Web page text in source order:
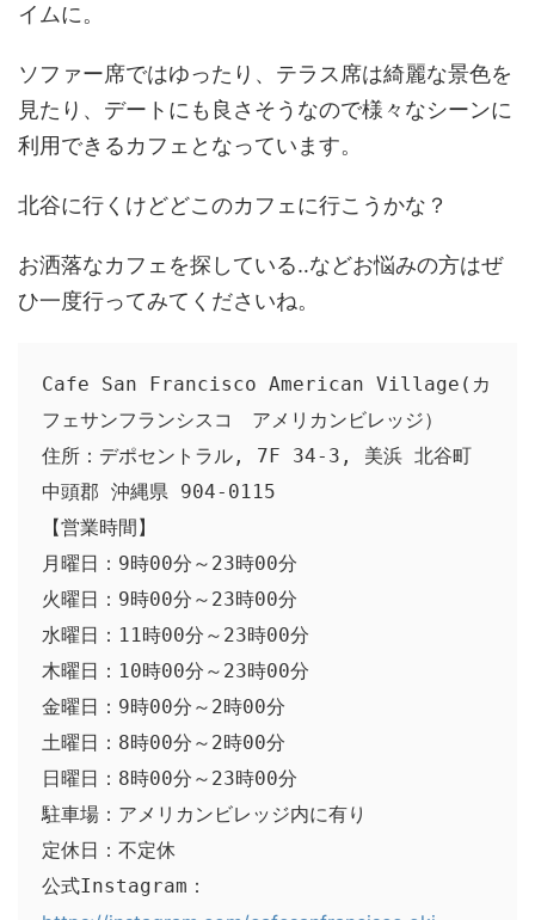
イムに。
ソファー席ではゆったり、テラス席は綺麗な景色を
見たり、デートにも良さそうなので様々なシーンに
利用できるカフェとなっています。
北谷に行くけどどこのカフェに行こうかな？
お洒落なカフェを探している‥などお悩みの方はぜ
ひ一度行ってみてくださいね。
Cafe San Francisco American Village(カ
フェサンフランシスコ　アメリカンビレッジ）
住所：デポセントラル, 7F 34-3, 美浜 北谷町
中頭郡 沖縄県 904-0115
【営業時間】
月曜日：9時00分～23時00分
火曜日：9時00分～23時00分
水曜日：11時00分～23時00分
木曜日：10時00分～23時00分
金曜日：9時00分～2時00分
土曜日：8時00分～2時00分
日曜日：8時00分～23時00分
駐車場：アメリカンビレッジ内に有り
定休日：不定休
公式Instagram：